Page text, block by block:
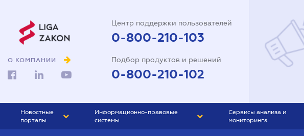
О КОМПАНИИ
Центр поддержки пользователей
0-800-210-103
Подбор продуктов и решений
0-800-210-102
Новостные
порталы
Информационно-правовые
системы
Сервисы анализа и
мониторинга